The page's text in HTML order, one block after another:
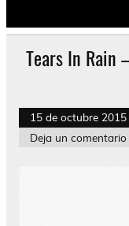
Tears In Rain
15 de octubre 2015
Deja un comentario